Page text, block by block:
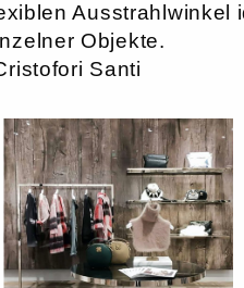
Ausstrahlwinkel
Objekte.
Santi